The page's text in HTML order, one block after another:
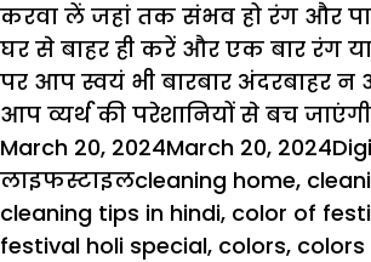
करवा लें जहां तक संभव हो रंग और
घर से बाहर ही करें और एक बार रंग
पर आप स्वयं भी बारबार अंदरबाहर
आप व्यर्थ की परेशानियों से बच
Posted
on
March 20, 2024March 20, 2024
लाइफस्टाइलTags
cleaning home,
cleaning tips in hindi, color of
festival holi special, colors,